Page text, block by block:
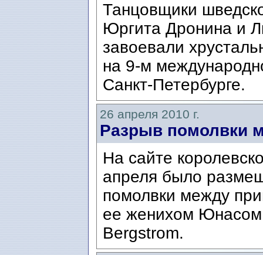
Танцовщики
Юргита Дронина и
завоевали
на 9-м
Санкт-Петербурге.
26 апреля 2010 г.
Разрыв помолвки
На сайте
апреля было
помолвки между
ее женихом
Bergstrom.